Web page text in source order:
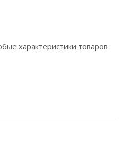
характеристики товаров